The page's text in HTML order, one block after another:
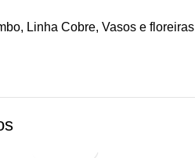
, Linha Cobre, Vasos e floreiras